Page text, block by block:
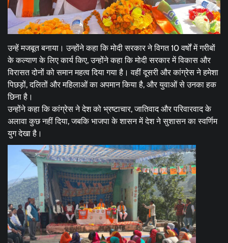
उन्हें मजबूत बनाया। उन्होंने कहा कि मोदी सरकार ने विगत 10 वर्षों में गरीबों
के कल्याण के लिए कार्य किए, उन्होंने कहा कि मोदी सरकार में विकास और
विरासत दोनों को समान महत्व दिया गया है। वहीं दूसरी और कांग्रेस ने हमेशा
पिछड़ों, दलितों और महिलाओं का अपमान किया है, और युवाओं से उनका हक
छिना है।
उन्होंने कहा कि कांग्रेस ने देश को भ्रष्टाचार, जातिवाद और परिवारवाद के
अलावा कुछ नहीं दिया, जबकि भाजपा के शासन में देश ने सुशासन का स्वर्णिम
युग देखा है।